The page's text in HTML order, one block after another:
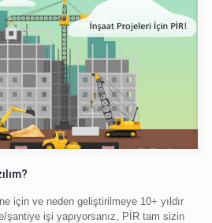
için ve neden geliştirilmeye 10+ yıldır
şantiye işi yapıyorsanız, PİR tam sizin